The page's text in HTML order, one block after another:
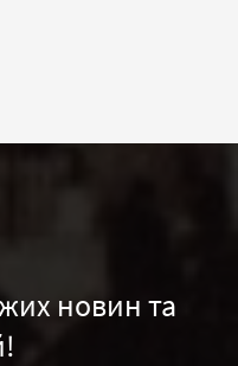
новин та